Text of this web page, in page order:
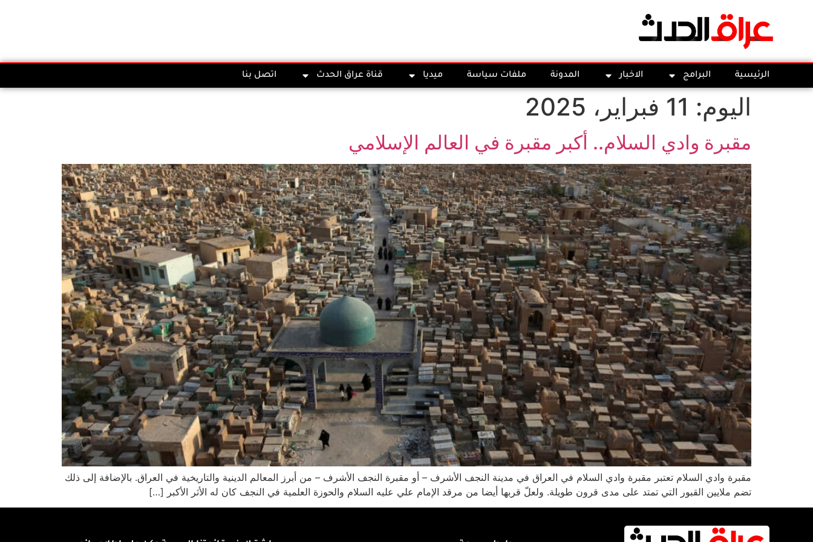
الرئيسية البرامج الاخبار المدونة ملفات سياسة ميديا قناة عراق الحدث اتصل بنا
اليوم: 11 فبراير، 2025
مقبرة وادي السلام.. أكبر مقبرة في العالم الإسلامي
مقبرة وادي السلام تعتبر مقبرة وادي السلام في العراق في مدينة النجف الأشرف – أو مقبرة النجف الأشرف – من أبرز المعالم الدينية والتاريخية في العراق. بالإضافة إلى ذلك
تضم ملايين القبور التي تمتد على مدى قرون طويلة. ولعلّ قربها أيضا من مرقد الإمام علي عليه السلام والحوزة العلمية في النجف كان له الأثر الأكبر […]